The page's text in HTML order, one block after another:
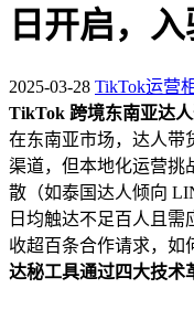
日开启，
2025-03-28 TikTok运营
TikTok 跨境东南亚达
在东南亚市场，达人带
渠道，但本地化运营挑
散（如泰国达人倾向
日均触达不足百人且需
收超百条合作请求，如
达秘工具通过四大技术